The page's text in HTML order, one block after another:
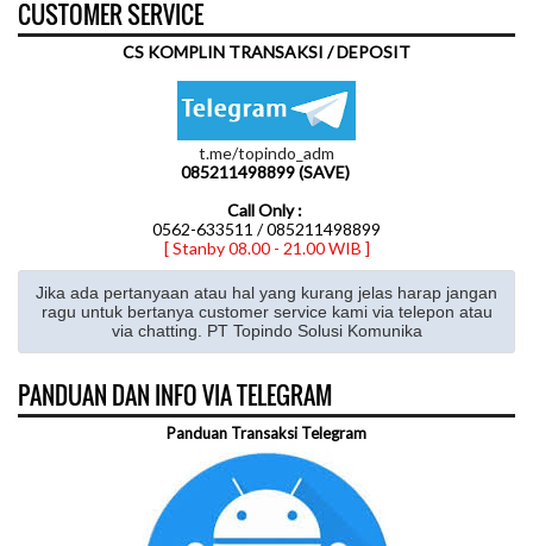
CUSTOMER SERVICE
CS KOMPLIN TRANSAKSI / DEPOSIT
t.me/topindo_adm
085211498899 (SAVE)
Call Only :
0562-633511 / 085211498899
[ Stanby 08.00 - 21.00 WIB ]
Jika ada pertanyaan atau hal yang kurang jelas harap jangan
ragu untuk bertanya customer service kami via telepon atau
via chatting. PT Topindo Solusi Komunika
PANDUAN DAN INFO VIA TELEGRAM
Panduan Transaksi Telegram